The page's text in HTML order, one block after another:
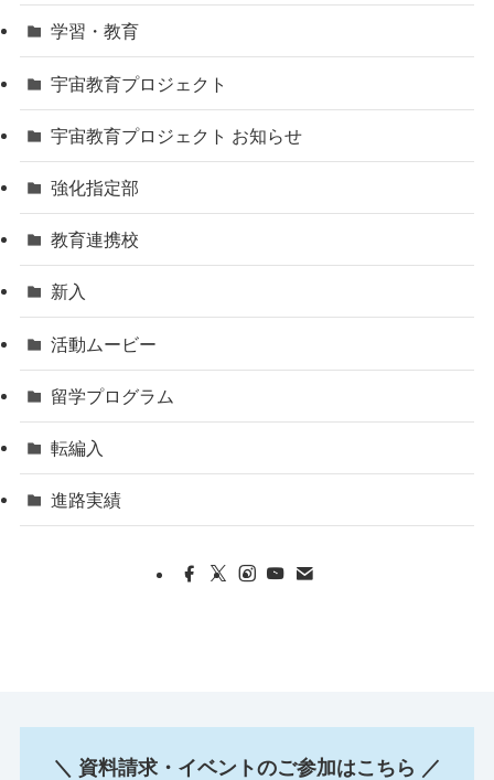
学習・教育
宇宙教育プロジェクト
宇宙教育プロジェクト お知らせ
強化指定部
教育連携校
新入
活動ムービー
留学プログラム
転編入
進路実績
＼ 資料請求・イベントのご参加はこちら ／